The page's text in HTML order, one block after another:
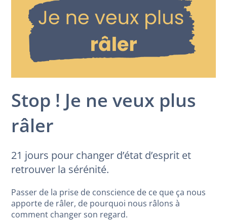
Stop ! Je ne veux plus
râler
21 jours pour changer d’état d’esprit et
retrouver la sérénité.
Passer de la prise de conscience de ce que ça nous
apporte de râler, de pourquoi nous râlons à
comment changer son regard.